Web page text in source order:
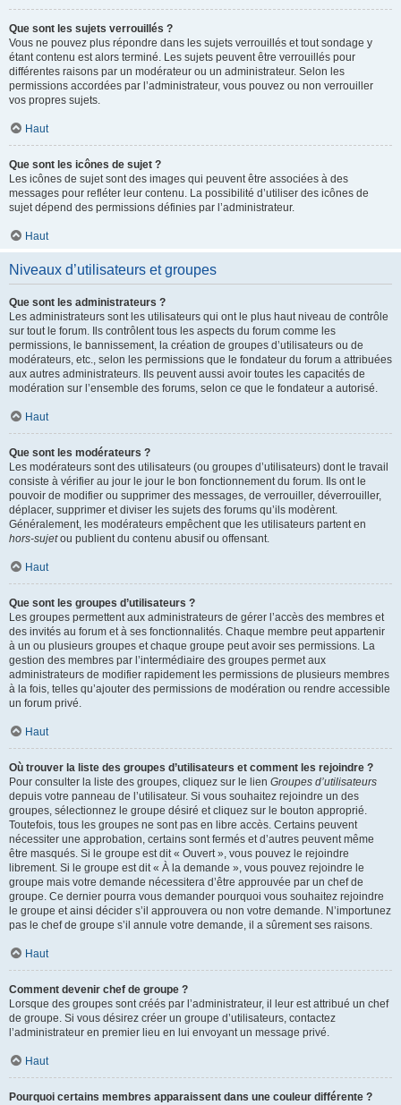
Que sont les sujets verrouillés ?
Vous ne pouvez plus répondre dans les sujets verrouillés et tout sondage y
étant contenu est alors terminé. Les sujets peuvent être verrouillés pour
différentes raisons par un modérateur ou un administrateur. Selon les
permissions accordées par l’administrateur, vous pouvez ou non verrouiller
vos propres sujets.
Haut
Que sont les icônes de sujet ?
Les icônes de sujet sont des images qui peuvent être associées à des
messages pour refléter leur contenu. La possibilité d’utiliser des icônes de
sujet dépend des permissions définies par l’administrateur.
Haut
Niveaux d’utilisateurs et groupes
Que sont les administrateurs ?
Les administrateurs sont les utilisateurs qui ont le plus haut niveau de contrôle
sur tout le forum. Ils contrôlent tous les aspects du forum comme les
permissions, le bannissement, la création de groupes d’utilisateurs ou de
modérateurs, etc., selon les permissions que le fondateur du forum a attribuées
aux autres administrateurs. Ils peuvent aussi avoir toutes les capacités de
modération sur l’ensemble des forums, selon ce que le fondateur a autorisé.
Haut
Que sont les modérateurs ?
Les modérateurs sont des utilisateurs (ou groupes d’utilisateurs) dont le travail
consiste à vérifier au jour le jour le bon fonctionnement du forum. Ils ont le
pouvoir de modifier ou supprimer des messages, de verrouiller, déverrouiller,
déplacer, supprimer et diviser les sujets des forums qu’ils modèrent.
Généralement, les modérateurs empêchent que les utilisateurs partent en
hors-sujetou publient du contenu abusif ou offensant.
Haut
Que sont les groupes d’utilisateurs ?
Les groupes permettent aux administrateurs de gérer l’accès des membres et
des invités au forum et à ses fonctionnalités. Chaque membre peut appartenir
à un ou plusieurs groupes et chaque groupe peut avoir ses permissions. La
gestion des membres par l’intermédiaire des groupes permet aux
administrateurs de modifier rapidement les permissions de plusieurs membres
à la fois, telles qu’ajouter des permissions de modération ou rendre accessible
un forum privé.
Haut
Où trouver la liste des groupes d’utilisateurs et comment les rejoindre ?
Pour consulter la liste des groupes, cliquez sur le lien Groupes d’utilisateurs
depuis votre panneau de l’utilisateur. Si vous souhaitez rejoindre un des
groupes, sélectionnez le groupe désiré et cliquez sur le bouton approprié.
Toutefois, tous les groupes ne sont pas en libre accès. Certains peuvent
nécessiter une approbation, certains sont fermés et d’autres peuvent même
être masqués. Si le groupe est dit « Ouvert », vous pouvez le rejoindre
librement. Si le groupe est dit « À la demande », vous pouvez rejoindre le
groupe mais votre demande nécessitera d’être approuvée par un chef de
groupe. Ce dernier pourra vous demander pourquoi vous souhaitez rejoindre
le groupe et ainsi décider s’il approuvera ou non votre demande. N’importunez
pas le chef de groupe s’il annule votre demande, il a sûrement ses raisons.
Haut
Comment devenir chef de groupe ?
Lorsque des groupes sont créés par l’administrateur, il leur est attribué un chef
de groupe. Si vous désirez créer un groupe d’utilisateurs, contactez
l’administrateur en premier lieu en lui envoyant un message privé.
Haut
Pourquoi certains membres apparaissent dans une couleur différente ?